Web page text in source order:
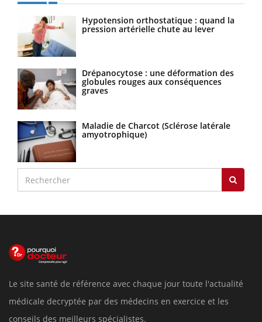
Hypotension orthostatique : quand la
pression artérielle chute au lever
Drépanocytose : une déformation des
globules rouges aux conséquences
graves
Maladie de Charcot (Sclérose latérale
amyotrophique)
Le site santé de référence avec chaque jour toute l'actualité
médicale decryptée par des médecins en exercice et les
conseils des meilleurs spécialistes.